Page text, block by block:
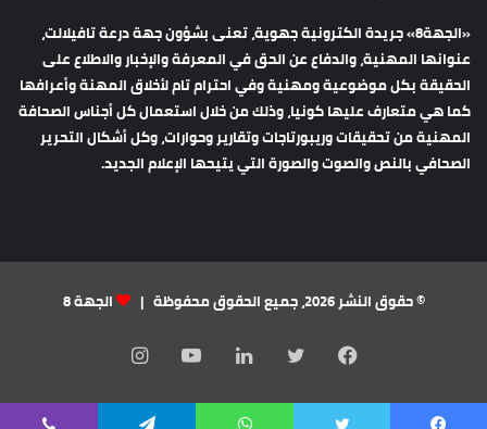
«الجهة8» جريدة الكترونية جهوية، تعنى بشؤون جهة درعة تافيلالت،
عنوانها المهنية، والدفاع عن الحق في المعرفة والإخبار والاطلاع على
الحقيقة بكل موضوعية ومهنية وفي احترام تام لأخلاق المهنة وأعرافها
كما هي متعارف عليها كونيا، وذلك من خلال استعمال كل أجناس الصحافة
المهنية من تحقيقات وريبورتاجات وتقارير وحوارات، وكل أشكال التحرير
الصحافي بالنص والصوت والصورة التي يتيحها الإعلام الجديد.
© حقوق النشر 2026، جميع الحقوق محفوظة | الجهة 8